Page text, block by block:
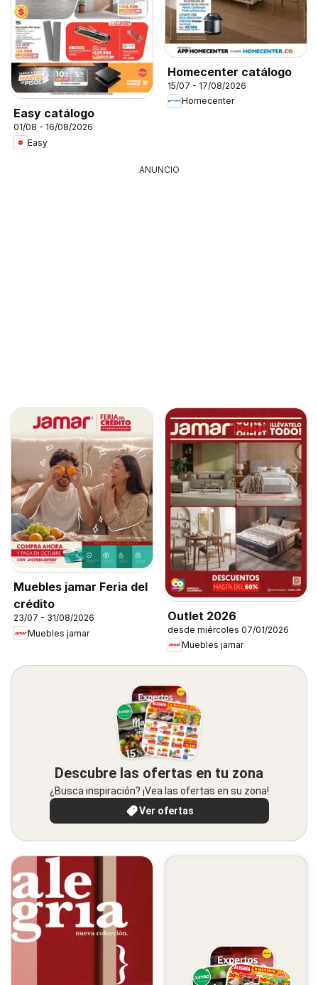
Easy catálogo
01/08 - 16/08/2026
Easy
Homecenter catálogo
15/07 - 17/08/2026
Homecenter
ANUNCIO
Muebles jamar Feria del
crédito
23/07 - 31/08/2026
Muebles jamar
Outlet 2026
desde miércoles 07/01/2026
Muebles jamar
Descubre las ofertas en tu zona
¿Busca inspiración? ¡Vea las ofertas en su zona!
Ver ofertas